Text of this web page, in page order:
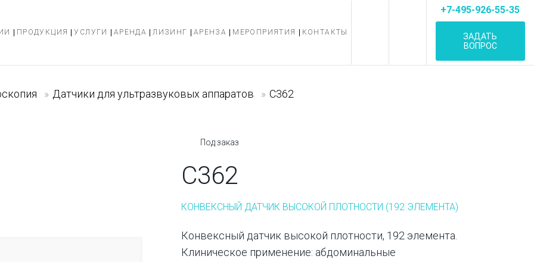
ПРОДУКЦИЯ УСЛУГИ АРЕНДА ЛИЗИНГ АРЕНЗА МЕРОПРИЯТИЯ КОНТАКТЫ
+7-495-926-55-35
ЗАДАТЬ
ВОПРОС
» Датчики для ультразвуковых аппаратов » C362
Под заказ
C362
КОНВЕКСНЫЙ ДАТЧИК ВЫСОКОЙ ПЛОТНОСТИ (192 ЭЛЕМЕНТА)
Конвексный датчик высокой плотности, 192 элемента.
Клиническое применение: абдоминальные